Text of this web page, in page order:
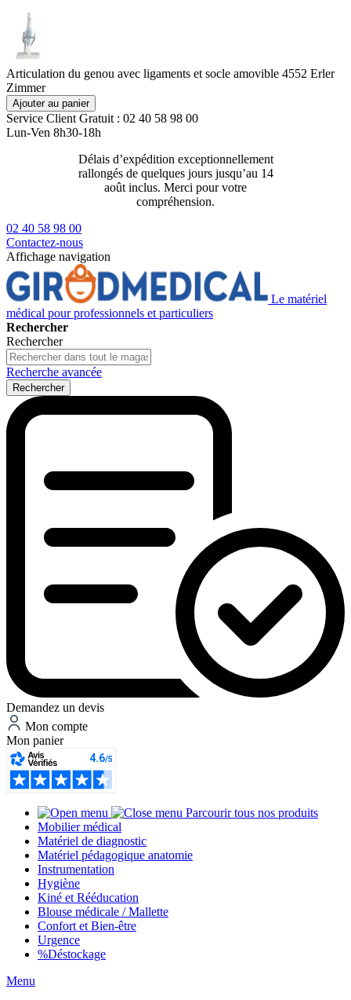
Articulation du genou avec ligaments et socle amovible 4552 Erler
Zimmer
Ajouter au panier
Service Client Gratuit : 02 40 58 98 00
Lun-Ven 8h30-18h
Délais d’expédition exceptionnellement
rallongés de quelques jours jusqu’au 14
août inclus. Merci pour votre
compréhension.
02 40 58 98 00
Contactez-nous
Affichage navigation
Le matériel
médical pour professionnels et particuliers
Rechercher
Rechercher
Recherche avancée
Rechercher
Demandez un devis
Mon compte
Mon panier
Parcourir tous nos produits
Mobilier médical
Matériel de diagnostic
Matériel pédagogique anatomie
Instrumentation
Hygiène
Kiné et Rééducation
Blouse médicale / Mallette
Confort et Bien-être
Urgence
%Déstockage
Menu